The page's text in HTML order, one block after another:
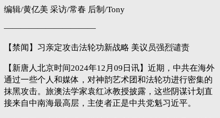
编辑/黄亿美 采访/常春 后制/Tony
———————————
【禁闻】习亲定攻击法轮功新战略 美议员强烈谴责
【新唐人北京时间2024年12月09日讯】近期，中共在海外
通过一些个人和媒体，对神韵艺术团和法轮功进行密集的
抹黑攻击。旅澳法学家袁红冰教授披露，这些阴谋计划直
接来自中南海最高层，主使者正是中共党魁习近平。